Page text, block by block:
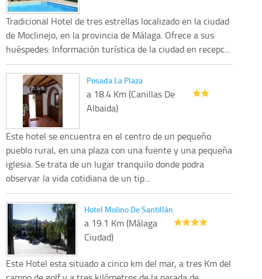
Tradicional Hotel de tres estrellas localizado en la ciudad
de Moclinejo, en la provincia de Málaga. Ofrece a sus
huéspedes: Información turística de la ciudad en recepc...
Posada La Plaza
a 18.4 Km (Canillas De
Albaida)
Este hotel se encuentra en el centro de un pequeño
pueblo rural, en una plaza con una fuente y una pequeña
iglesia. Se trata de un lugar tranquilo donde podra
observar la vida cotidiana de un tip...
Hotel Molino De Santillán
a 19.1 Km (Málaga
Ciudad)
Este Hotel esta situado a cinco km del mar, a tres Km del